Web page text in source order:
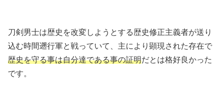
刀剣男士は歴史を改変しようとする歴史修正主義者が送り
込む時間遡行軍と戦っていて、主により顕現された存在で
歴史を守る事は自分達である事の証明だとは格好良かった
です。